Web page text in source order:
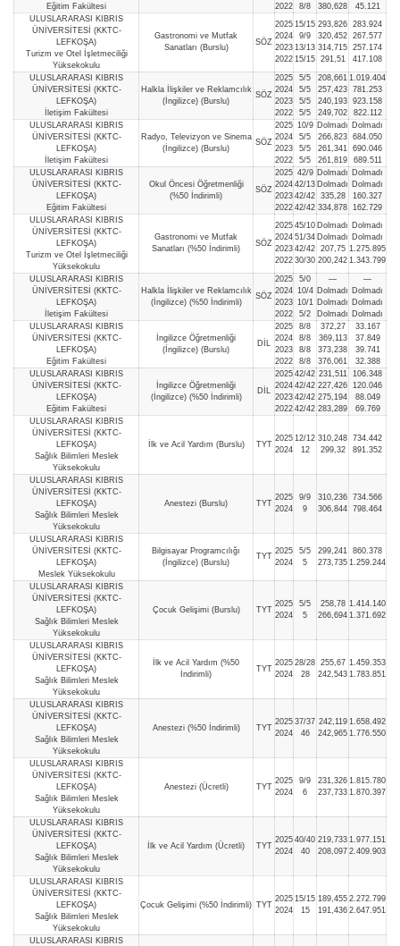
Eğitim Fakültesi
2022
8/8
380,628
45.121
ULUSLARARASI KIBRIS
ÜNİVERSİTESİ (KKTC-
LEFKOŞA)
Turizm ve Otel İşletmeciliği
Yüksekokulu
Gastronomi ve Mutfak
Sanatları (Burslu)
SÖZ
2025
2024
2023
2022
15/15
9/9
13/13
15/15
293,826
320,452
314,715
291,51
283.924
267.577
257.174
417.108
ULUSLARARASI KIBRIS
ÜNİVERSİTESİ (KKTC-
LEFKOŞA)
İletişim Fakültesi
Halkla İlişkiler ve Reklamcılık
(İngilizce) (Burslu)
SÖZ
2025
2024
2023
2022
5/5
5/5
5/5
5/5
208,661
257,423
240,193
249,702
1.019.404
781.253
923.158
822.112
ULUSLARARASI KIBRIS
ÜNİVERSİTESİ (KKTC-
LEFKOŞA)
İletişim Fakültesi
Radyo, Televizyon ve Sinema
(İngilizce) (Burslu)
SÖZ
2025
2024
2023
2022
10/9
5/5
5/5
5/5
Dolmadı
266,823
261,341
261,819
Dolmadı
684.050
690.046
689.511
ULUSLARARASI KIBRIS
ÜNİVERSİTESİ (KKTC-
LEFKOŞA)
Eğitim Fakültesi
Okul Öncesi Öğretmenliği
(%50 İndirimli)
SÖZ
2025
2024
2023
2022
42/9
42/13
42/42
42/42
Dolmadı
Dolmadı
335,28
334,878
Dolmadı
Dolmadı
160.327
162.729
ULUSLARARASI KIBRIS
ÜNİVERSİTESİ (KKTC-
LEFKOŞA)
Turizm ve Otel İşletmeciliği
Yüksekokulu
Gastronomi ve Mutfak
Sanatları (%50 İndirimli)
SÖZ
2025
2024
2023
2022
45/10
51/34
42/42
30/30
Dolmadı
Dolmadı
207,75
200,242
Dolmadı
Dolmadı
1.275.895
1.343.799
ULUSLARARASI KIBRIS
ÜNİVERSİTESİ (KKTC-
LEFKOŞA)
İletişim Fakültesi
Halkla İlişkiler ve Reklamcılık
(İngilizce) (%50 İndirimli)
SÖZ
2025
2024
2023
2022
5/0
10/4
10/1
5/2
—
Dolmadı
Dolmadı
Dolmadı
—
Dolmadı
Dolmadı
Dolmadı
ULUSLARARASI KIBRIS
ÜNİVERSİTESİ (KKTC-
LEFKOŞA)
Eğitim Fakültesi
İngilizce Öğretmenliği
(İngilizce) (Burslu)
DİL
2025
2024
2023
2022
8/8
8/8
8/8
8/8
372,27
369,113
373,238
376,061
33.167
37.849
39.741
32.388
ULUSLARARASI KIBRIS
ÜNİVERSİTESİ (KKTC-
LEFKOŞA)
Eğitim Fakültesi
İngilizce Öğretmenliği
(İngilizce) (%50 İndirimli)
DİL
2025
2024
2023
2022
42/42
42/42
42/42
42/42
231,511
227,426
275,194
283,289
106.348
120.046
88.049
69.769
ULUSLARARASI KIBRIS
ÜNİVERSİTESİ (KKTC-
LEFKOŞA)
Sağlık Bilimleri Meslek
Yüksekokulu
İlk ve Acil Yardım (Burslu) TYT
2025
2024
12/12
12
310,248
299,32
734.442
891.352
ULUSLARARASI KIBRIS
ÜNİVERSİTESİ (KKTC-
LEFKOŞA)
Sağlık Bilimleri Meslek
Yüksekokulu
Anestezi (Burslu) TYT
2025
2024
9/9
9
310,236
306,844
734.566
798.464
ULUSLARARASI KIBRIS
ÜNİVERSİTESİ (KKTC-
LEFKOŞA)
Meslek Yüksekokulu
Bilgisayar Programcılığı
(İngilizce) (Burslu)
TYT
2025
2024
5/5
5
299,241
273,735
860.378
1.259.244
ULUSLARARASI KIBRIS
ÜNİVERSİTESİ (KKTC-
LEFKOŞA)
Sağlık Bilimleri Meslek
Yüksekokulu
Çocuk Gelişimi (Burslu) TYT
2025
2024
5/5
5
258,78
266,694
1.414.140
1.371.692
ULUSLARARASI KIBRIS
ÜNİVERSİTESİ (KKTC-
LEFKOŞA)
Sağlık Bilimleri Meslek
Yüksekokulu
İlk ve Acil Yardım (%50
İndirimli)
TYT
2025
2024
28/28
28
255,67
242,543
1.459.353
1.783.851
ULUSLARARASI KIBRIS
ÜNİVERSİTESİ (KKTC-
LEFKOŞA)
Sağlık Bilimleri Meslek
Yüksekokulu
Anestezi (%50 İndirimli) TYT
2025
2024
37/37
46
242,119
242,965
1.658.492
1.776.550
ULUSLARARASI KIBRIS
ÜNİVERSİTESİ (KKTC-
LEFKOŞA)
Sağlık Bilimleri Meslek
Yüksekokulu
Anestezi (Ücretli) TYT
2025
2024
9/9
6
231,326
237,733
1.815.780
1.870.397
ULUSLARARASI KIBRIS
ÜNİVERSİTESİ (KKTC-
LEFKOŞA)
Sağlık Bilimleri Meslek
Yüksekokulu
İlk ve Acil Yardım (Ücretli) TYT
2025
2024
40/40
40
219,733
208,097
1.977.151
2.409.903
ULUSLARARASI KIBRIS
ÜNİVERSİTESİ (KKTC-
LEFKOŞA)
Sağlık Bilimleri Meslek
Yüksekokulu
Çocuk Gelişimi (%50 İndirimli) TYT
2025
2024
15/15
15
189,455
191,436
2.272.799
2.647.951
ULUSLARARASI KIBRIS